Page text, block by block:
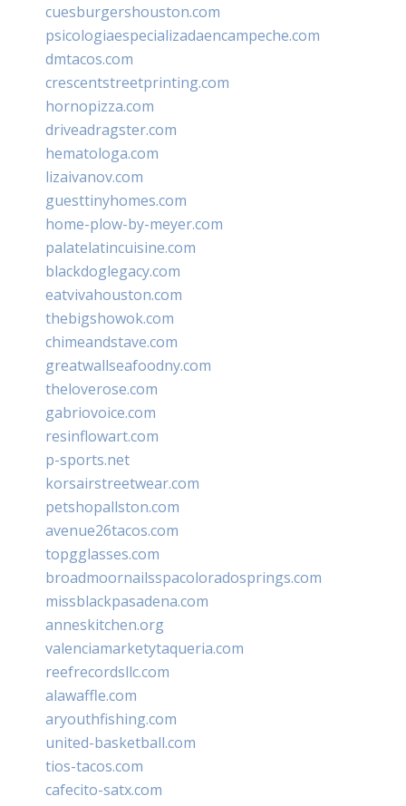
cuesburgershouston.com
psicologiaespecializadaencampeche.com
dmtacos.com
crescentstreetprinting.com
hornopizza.com
driveadragster.com
hematologa.com
lizaivanov.com
guesttinyhomes.com
home-plow-by-meyer.com
palatelatincuisine.com
blackdoglegacy.com
eatvivahouston.com
thebigshowok.com
chimeandstave.com
greatwallseafoodny.com
theloverose.com
gabriovoice.com
resinflowart.com
p-sports.net
korsairstreetwear.com
petshopallston.com
avenue26tacos.com
topgglasses.com
broadmoornailsspacoloradosprings.com
missblackpasadena.com
anneskitchen.org
valenciamarketytaqueria.com
reefrecordsllc.com
alawaffle.com
aryouthfishing.com
united-basketball.com
tios-tacos.com
cafecito-satx.com